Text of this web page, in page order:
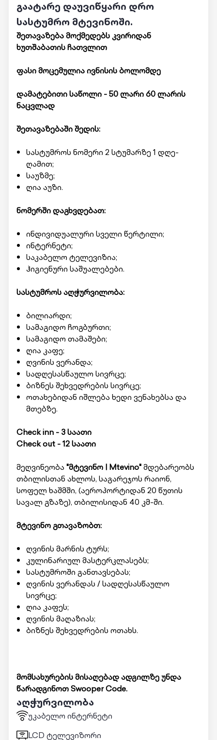
გაატარე დაუვიწყარი დრო
სასტუმრო მტევინოში.
შეთავაზება მოქმედებს კვირიდან
ხუთშაბათის ჩათვლით
ფასი მოცემულია ივნისის ბოლომდე
დამატებითი საწოლი - 50 ლარი 60 ლარის
ნაცვლად
შეთავაზებაში შედის:
სასტუმროს ნომერი 2 სტუმარზე 1 დღე-
ღამით;
საუზმე;
ღია აუზი.
ნომერში დაგხვდებათ:
ინდივიდუალური სველი წერტილი;
ინტერნეტი;
საკაბელო ტელევიზია;
ჰიგიენური საშუალებები.
სასტუმროს აღჭურვილობა:
ბილიარდი;
სამაგიდო ჩოგბურთი;
სამაგიდო თამაშები;
ღია კაფე;
ღვინის ვერანდა;
სადღესასწაულო სივრცე;
ბიზნეს შეხვედრების სივრცე;
ოთახებიდან იშლება ხედი ვენახებსა და
მთებზე.
Check inn - 3 საათი
Check out - 12 საათი
მეღვინეობა "მტევინო | Mtevino"მდებარეობს
თბილისთან ახლოს, საგარეჯოს რაიონ,
სოფელ ხაშმში, (აეროპორტიდან 20 წუთის
სავალ გზაზე), თბილისიდან 40 კმ-ში.
მტევინო გთავაზობთ:
ღვინის მარნის ტურს;
კულინარიულ მასტერკლასებს;
სასტუმროში განთავსებას;
ღვინის ვერანდას / სადღესასწაულო
სივრცე;
ღია კაფეს;
ღვინის მაღაზიას;
ბიზნეს შეხვედრების ოთახს.
მომსახურების მისაღებად ადგილზე უნდა
წარადგინოთ Swooper Code.
აღჭურვილობა
უკაბელო ინტერნეტი
LCD ტელევიზორი